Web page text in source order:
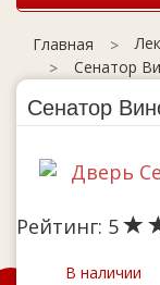
Главная
Сенатор
Сенатор
Рейтинг: 5
В наличии